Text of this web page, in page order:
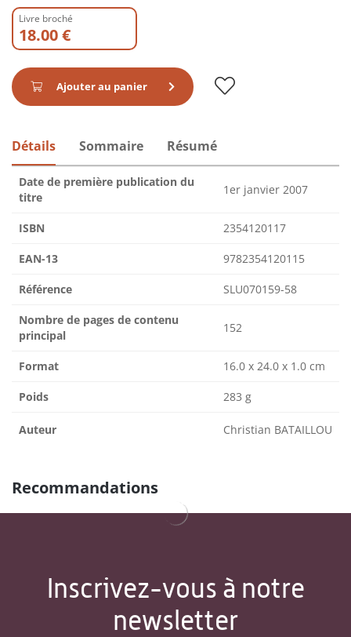
Livre broché
18.00 €
Ajouter au panier
Détails Sommaire Résumé
Date de première publication du
titre
1er janvier 2007
ISBN 2354120117
EAN-13 9782354120115
Référence SLU070159-58
Nombre de pages de contenu
principal
152
Format 16.0 x 24.0 x 1.0 cm
Poids 283 g
Auteur Christian BATAILLOU
Recommandations
Inscrivez-vous à notre
newsletter